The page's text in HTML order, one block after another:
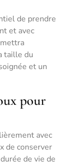
de prendre
et avec
taille du
et un
pour
avec
de conserver
de vie de